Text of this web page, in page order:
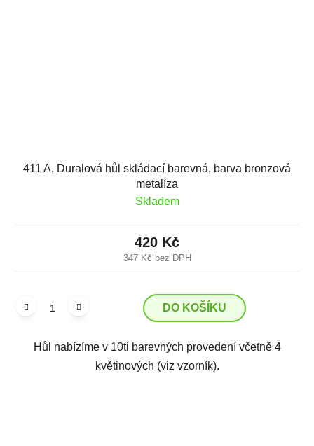
411 A, Duralová hůl skládací barevná, barva bronzová
metalíza
Skladem
347 Kč bez DPH
420 Kč
DO KOŠÍKU
Hůl nabízíme v 10ti barevných provedení včetně 4
květinových (viz vzorník).